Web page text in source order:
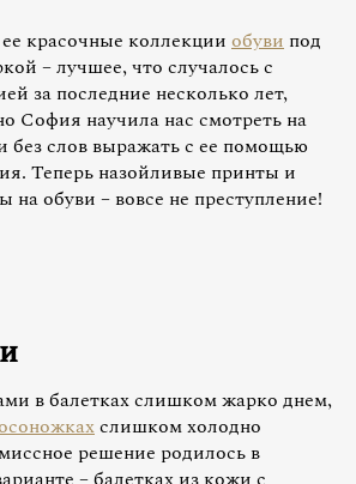
красочные коллекции обуви под
– лучшее, что случалось с
за последние несколько лет,
София научила нас смотреть на
без слов выражать с ее помощью
Теперь назойливые принты и
на обуви – вовсе не преступление!
в балетках слишком жарко днем,
слишком холодно
решение родилось в